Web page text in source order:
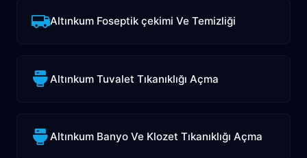
Altınkum Foseptik çekimi Ve Temizliği
Altınkum Tuvalet Tıkanıklığı Açma
Altınkum Banyo Ve Klozet Tıkanıklığı Açma